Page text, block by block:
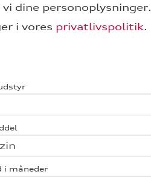
dine personoplysninger.
i vores privatlivspolitik.
i måneder